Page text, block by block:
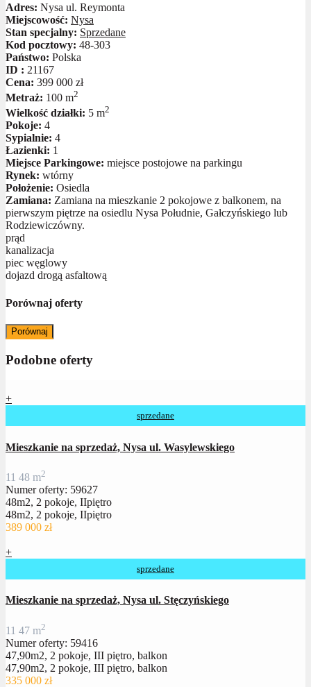
Adres: Nysa ul. Reymonta
Miejscowość: Nysa
Stan specjalny: Sprzedane
Kod pocztowy: 48-303
Państwo: Polska
ID : 21167
Cena: 399 000 zł
Metraż: 100 m2
Wielkość działki: 5 m2
Pokoje: 4
Sypialnie: 4
Łazienki: 1
Miejsce Parkingowe: miejsce postojowe na parkingu
Rynek: wtórny
Położenie: Osiedla
Zamiana: Zamiana na mieszkanie 2 pokojowe z balkonem, na
pierwszym piętrze na osiedlu Nysa Południe, Gałczyńskiego lub
Rodziewiczówny.
prąd
kanalizacja
piec węglowy
dojazd drogą asfaltową
Porównaj oferty
Porównaj
Podobne oferty
+
sprzedane
Mieszkanie na sprzedaż, Nysa ul. Wasylewskiego
11 48 m2
Numer oferty: 59627
48m2, 2 pokoje, IIpiętro
48m2, 2 pokoje, IIpiętro
389 000 zł
+
sprzedane
Mieszkanie na sprzedaż, Nysa ul. Stęczyńskiego
11 47 m2
Numer oferty: 59416
47,90m2, 2 pokoje, III piętro, balkon
47,90m2, 2 pokoje, III piętro, balkon
335 000 zł